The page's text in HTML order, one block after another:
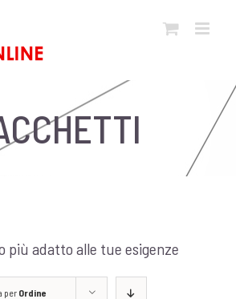
più adatto alle tue esigenze
per Ordine